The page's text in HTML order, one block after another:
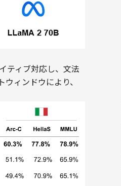
ティブ対応し、文法
ィンドウにより、